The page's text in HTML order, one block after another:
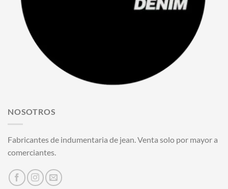
NOSOTROS
Fabricantes de indumentaria de jean. Venta solo por mayor a
comerciantes.